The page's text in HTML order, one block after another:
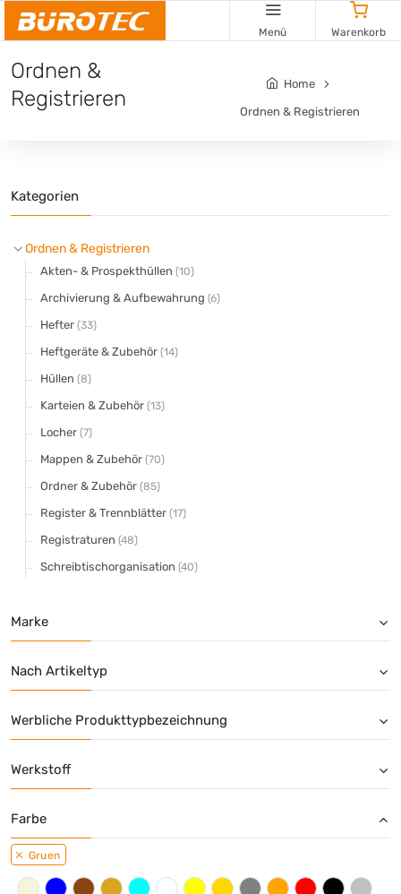
Menü Warenkorb
Ordnen &
Registrieren
Home
Ordnen & Registrieren
Kategorien
Ordnen & Registrieren
Akten- & Prospekthüllen (10)
Archivierung & Aufbewahrung (6)
Hefter (33)
Heftgeräte & Zubehör (14)
Hüllen (8)
Karteien & Zubehör (13)
Locher (7)
Mappen & Zubehör (70)
Ordner & Zubehör (85)
Register & Trennblätter (17)
Registraturen (48)
Schreibtischorganisation (40)
Marke
Nach Artikeltyp
Werbliche Produkttypbezeichnung
Werkstoff
Farbe
Gruen
Cookie-Einstellungen